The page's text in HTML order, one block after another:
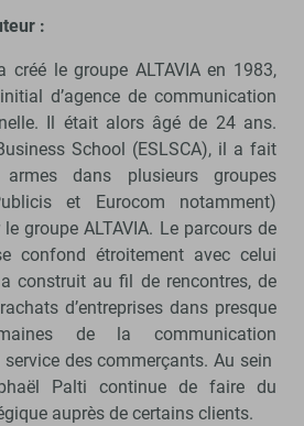
:
créé le groupe ALTAVIA en 1983,
d’agence de communication
Il était alors âgé de 24 ans.
School (ESLSCA), il a fait
armes dans plusieurs groupes
et Eurocom notamment)
groupe ALTAVIA. Le parcours de
confond étroitement avec celui
a construit au fil de rencontres, de
d’entreprises dans presque
de la communication
des commerçants. Au sein
Palti continue de faire du
auprès de certains clients.